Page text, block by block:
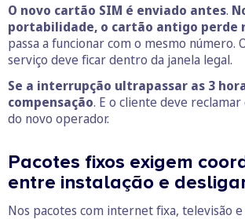
O novo cartão SIM é enviado antes.
portabilidade, o cartão antigo perde
passa a funcionar com o mesmo número.
serviço deve ficar dentro da janela legal.
Se a interrupção ultrapassar as 3
compensação. E o cliente deve
do novo operador.
Pacotes fixos exigem
entre instalação e
Nos pacotes com internet fixa, televisão